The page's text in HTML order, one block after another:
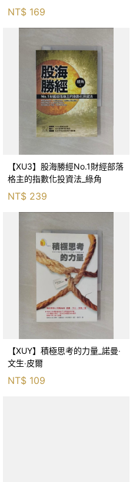
NT$ 169
【XU3】股海勝經No.1財經部落
格主的指數化投資法_綠角
NT$ 239
【XUY】積極思考的力量_諾曼‧
文生‧皮爾
NT$ 109